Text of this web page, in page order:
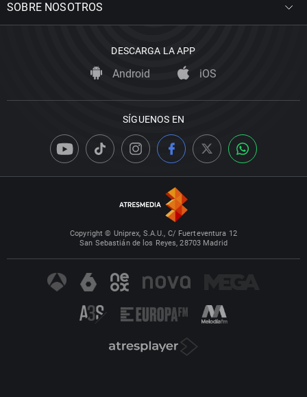
SOBRE NOSOTROS
DESCARGA LA APP
Android iOS
SÍGUENOS EN
Copyright © Uniprex, S.A.U., C/ Fuerteventura 12
San Sebastián de los Reyes, 28703 Madrid